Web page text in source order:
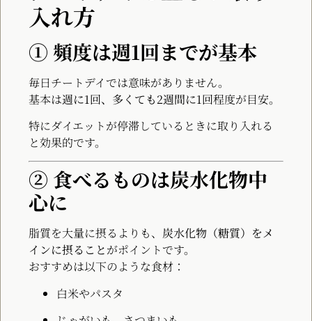
入れ方
① 頻度は週1回までが基本
毎日チートデイでは意味がありません。
基本は週に1回、多くても2週間に1回程度が目安。
特にダイエットが停滞しているときに取り入れる
と効果的です。
② 食べるものは炭水化物中
心に
脂質を大量に摂るよりも、 炭水化物（糖質）をメ
インに摂ることがポイントです。
おすすめは以下のような食材：
白米やパスタ